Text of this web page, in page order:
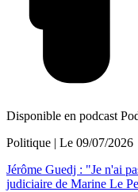
Disponible en podcast
Politique | Le 09/07/2026
Jérôme Guedj : "Je n'ai
judiciaire de Marine Le